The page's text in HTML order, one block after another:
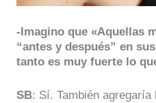
-Imagino que «Aquellas
“antes y después” en
tanto es muy fuerte lo
SB: Sí. También